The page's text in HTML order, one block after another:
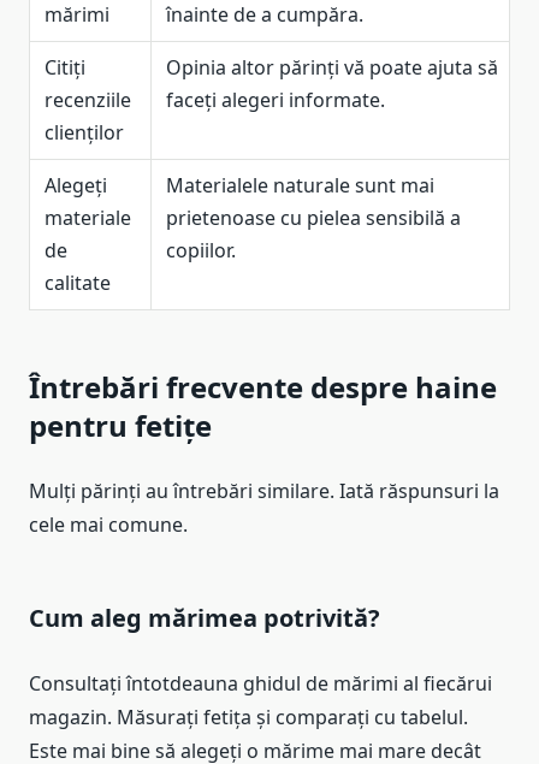
mărimi
înainte de a cumpăra.
Citiți
recenziile
clienților
Opinia altor părinți vă poate ajuta să
faceți alegeri informate.
Alegeți
materiale
de
calitate
Materialele naturale sunt mai
prietenoase cu pielea sensibilă a
copiilor.
Întrebări frecvente despre haine
pentru fetițe
Mulți părinți au întrebări similare. Iată răspunsuri la
cele mai comune.
Cum aleg mărimea potrivită?
Consultați întotdeauna ghidul de mărimi al fiecărui
magazin. Măsurați fetița și comparați cu tabelul.
Este mai bine să alegeți o mărime mai mare decât